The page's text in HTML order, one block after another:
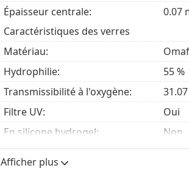
Lenjoy Monthly Comfort :
31.07 Dk/t
-10.00
Épaisseur centrale:
0.07
Caractéristiques des verres
Matériau:
Hydrophilie:
55 %
Transmissibilité à l'oxygène:
Filtre UV:
Oui
En silicone hydrogel:
Non
Utilisation
Expiration:
Afficher plus